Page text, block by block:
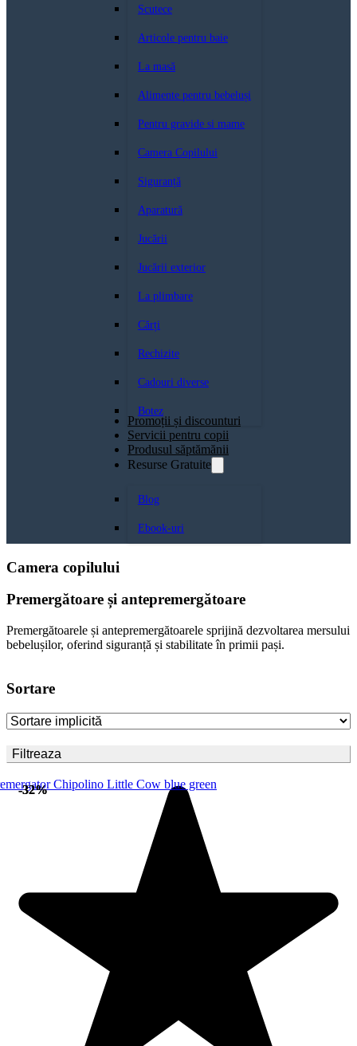
Scutece
Articole pentru baie
La masă
Alimente pentru bebeluși
Pentru gravide si mame
Camera Copilului
Siguranță
Aparatură
Jucării
Jucării exterior
La plimbare
Cărți
Rechizite
Cadouri diverse
Botez
Promoții și discounturi
Servicii pentru copii
Produsul săptămănii
Resurse Gratuite
Blog
Ebook-uri
Camera copilului
Premergătoare și antepremergătoare
Premergătoarele și antepremergătoarele sprijină dezvoltarea mersului
bebelușilor, oferind siguranță și stabilitate în primii pași.
Sortare
Filtreaza
-32%
-32%